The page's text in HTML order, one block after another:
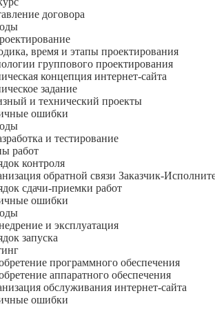
договора
время и этапы проектирования
группового проектирования
концепция интернет-сайта
задание
и технический проекты
ошибки
и тестирование
работ
контроля
обратной связи Заказчик-
сдачи-приемки работ
ошибки
и эксплуатация
запуска
программного обеспечения
аппаратного обеспечения
обслуживания интернет-сайта
ошибки